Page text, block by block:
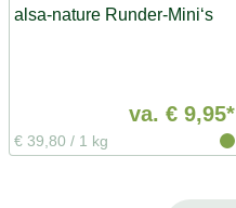
alsa-nature Runder-Mini‘s
va. € 9,95*
€ 39,80 / 1 kg